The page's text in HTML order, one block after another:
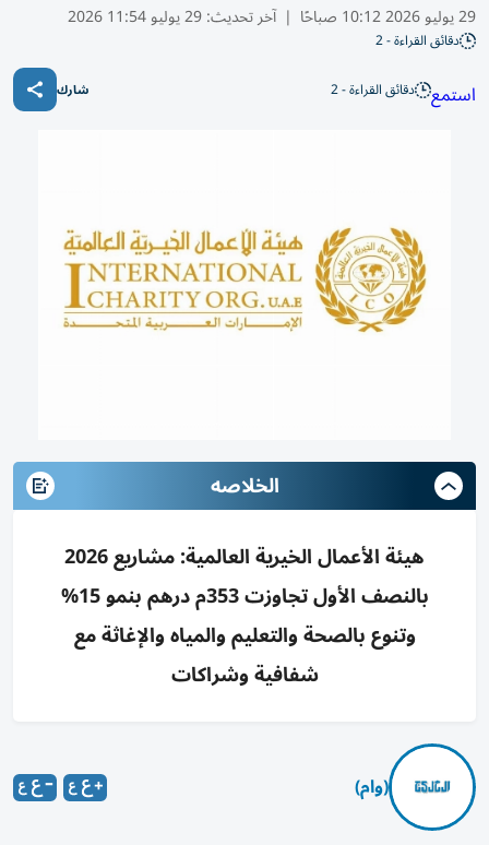
29 يوليو 2026 10:12 صباحًا | آخر تحديث:29 يوليو 11:54 2026
دقائق القراءة - 2
استمع دقائق القراءة - 2 شارك
الخلاصه
هيئة الأعمال الخيرية العالمية: مشاريع 2026
بالنصف الأول تجاوزت 353م درهم بنمو 15%
وتنوع بالصحة والتعليم والمياه والإغاثة مع
شفافية وشراكات
(وام)